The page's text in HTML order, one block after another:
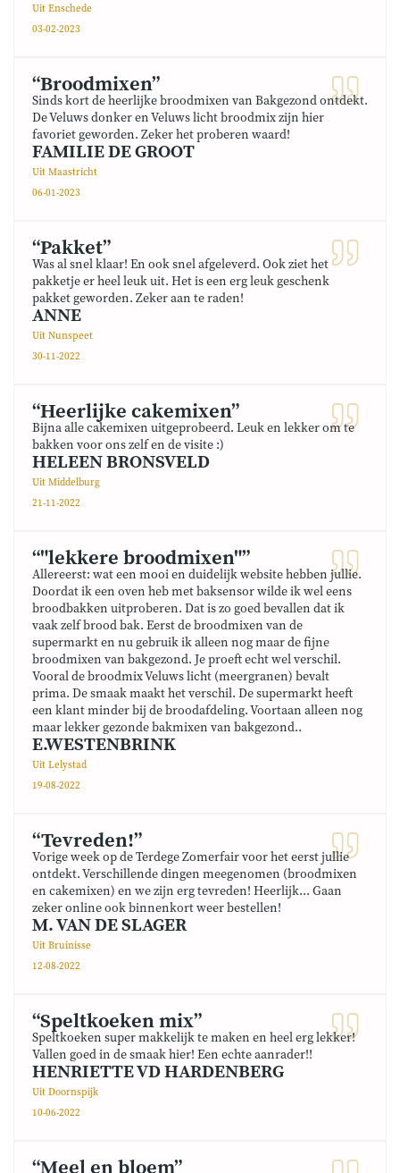
Uit Enschede
03-02-2023
“Broodmixen”
Sinds kort de heerlijke broodmixen van Bakgezond ontdekt.
De Veluws donker en Veluws licht broodmix zijn hier
favoriet geworden. Zeker het proberen waard!
FAMILIE DE GROOT
Uit Maastricht
06-01-2023
“Pakket”
Was al snel klaar! En ook snel afgeleverd. Ook ziet het
pakketje er heel leuk uit. Het is een erg leuk geschenk
pakket geworden. Zeker aan te raden!
ANNE
Uit Nunspeet
30-11-2022
“Heerlijke cakemixen”
Bijna alle cakemixen uitgeprobeerd. Leuk en lekker om te
bakken voor ons zelf en de visite :)
HELEEN BRONSVELD
Uit Middelburg
21-11-2022
“"lekkere broodmixen"”
Allereerst: wat een mooi en duidelijk website hebben jullie.
Doordat ik een oven heb met baksensor wilde ik wel eens
broodbakken uitproberen. Dat is zo goed bevallen dat ik
vaak zelf brood bak. Eerst de broodmixen van de
supermarkt en nu gebruik ik alleen nog maar de fijne
broodmixen van bakgezond. Je proeft echt wel verschil.
Vooral de broodmix Veluws licht (meergranen) bevalt
prima. De smaak maakt het verschil. De supermarkt heeft
een klant minder bij de broodafdeling. Voortaan alleen nog
maar lekker gezonde bakmixen van bakgezond..
E.WESTENBRINK
Uit Lelystad
19-08-2022
“Tevreden!”
Vorige week op de Terdege Zomerfair voor het eerst jullie
ontdekt. Verschillende dingen meegenomen (broodmixen
en cakemixen) en we zijn erg tevreden! Heerlijk... Gaan
zeker online ook binnenkort weer bestellen!
M. VAN DE SLAGER
Uit Bruinisse
12-08-2022
“Speltkoeken mix”
Speltkoeken super makkelijk te maken en heel erg lekker!
Vallen goed in de smaak hier! Een echte aanrader!!
HENRIETTE VD HARDENBERG
Uit Doornspijk
10-06-2022
“Meel en bloem”